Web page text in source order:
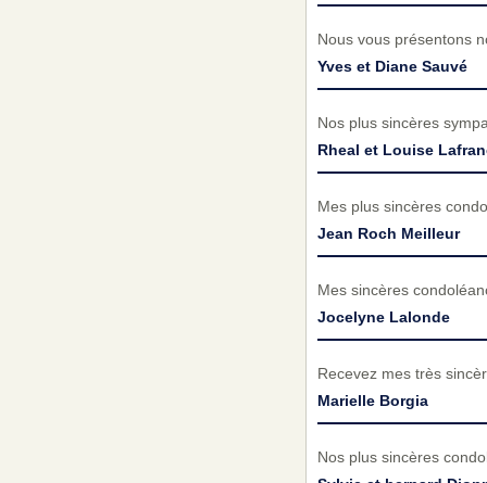
Nous vous présentons
Yves et Diane Sauvé
Nos plus sincères
Rheal et Louise
Mes plus sincères
Jean Roch Meilleur
Mes sincères
Jocelyne Lalonde
Recevez mes très
Marielle Borgia
Nos plus sincères